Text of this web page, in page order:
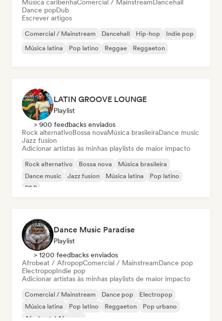
Música caribenhaComercial / MainstreamDancehall
Dance popDub
Escrever artigos
Comercial / Mainstream Dancehall Hip-hop
Indie pop
Música latina
Pop latino Reggae Reggaeton
LATIN GROOVE LOUNGE
Playlist
> 900 feedbacks enviados
Rock alternativoBossa novaMúsica brasileiraDance music
Jazz fusion
Adicionar artistas às minhas playlists de maior impacto
Rock alternativo Bossa nova
Música brasileira
Dance music
Jazz fusion Música latina
Pop latino
R&B
Dance Music Paradise
Playlist
> 1200 feedbacks enviados
Afrobeat / AfropopComercial / MainstreamDance pop
ElectropopIndie pop
Adicionar artistas às minhas playlists de maior impacto
Comercial / Mainstream Dance pop
Electropop
Música latina
Pop latino Reggaeton
Pop urbano
Afrobeat / Afropop